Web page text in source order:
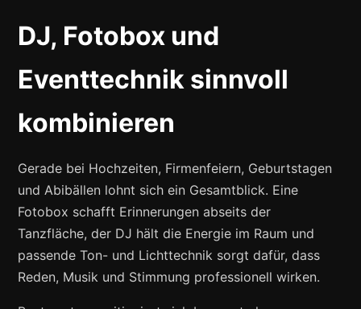
DJ, Fotobox und
Eventtechnik sinnvoll
kombinieren
Gerade bei Hochzeiten, Firmenfeiern, Geburtstagen
und Abibällen lohnt sich ein Gesamtblick. Eine
Fotobox schafft Erinnerungen abseits der
Tanzfläche, der DJ hält die Energie im Raum und
passende Ton- und Lichttechnik sorgt dafür, dass
Reden, Musik und Stimmung professionell wirken.